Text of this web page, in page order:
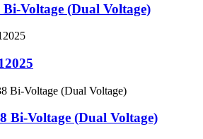
Voltage (Dual Voltage)
Bi-Voltage (Dual Voltage)